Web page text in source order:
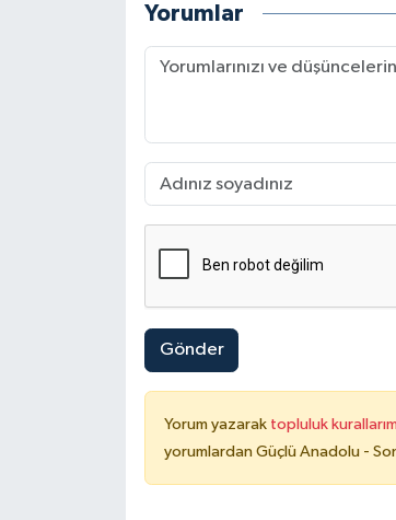
Yorumlar
Gönder
Yorum yazarak topluluk
yorumlardan Güçlü Anadolu -